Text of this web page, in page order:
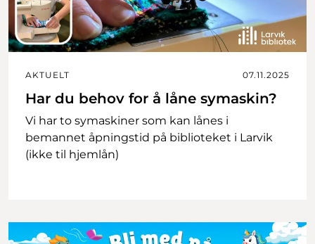
AKTUELT 07.11.2025
Har du behov for å låne symaskin?
Vi har to symaskiner som kan lånes i
bemannet åpningstid på biblioteket i Larvik
(ikke til hjemlån)